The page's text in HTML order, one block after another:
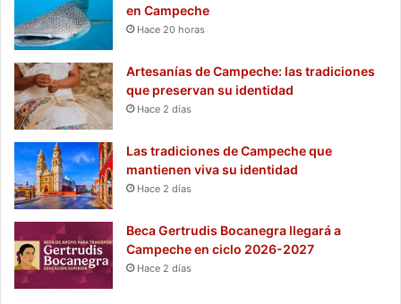
en Campeche
Hace 20 horas
Artesanías de Campeche: las tradiciones
que preservan su identidad
Hace 2 días
Las tradiciones de Campeche que
mantienen viva su identidad
Hace 2 días
Beca Gertrudis Bocanegra llegará a
Campeche en ciclo 2026-2027
Hace 2 días